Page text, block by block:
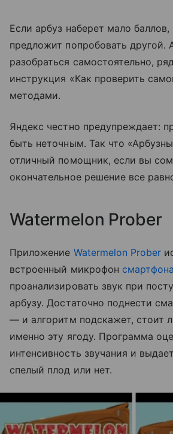
Если арбуз наберет мало
предложит попробовать другой.
разобраться самостоятельно,
инструкция «Как проверить
методами.
Яндекс честно предупреждает:
быть неточным. Так что
отличный помощник, если вы
окончательное решение все
Watermelon Prober
Приложение Watermelon Prober
встроенный микрофон смартфона
проанализировать звук при
арбузу. Достаточно поднести
— и алгоритм подскажет, стоит
именно эту ягоду. Программа
интенсивность звучания и
спелый плод или нет.